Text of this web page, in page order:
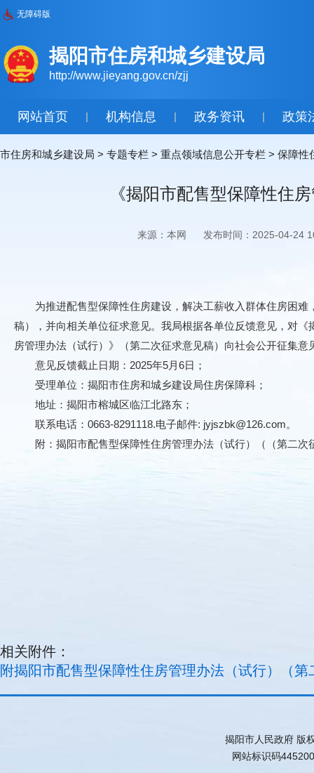
无障碍版
揭阳市住房和城乡建设局
http://www.jieyang.gov.cn/zjj
网站首页 | 机构信息 | 政务资讯 | 政策
市住房和城乡建设局 > 专题专栏 > 重点领域信息公开专栏 > 保障性
《揭阳市配售型保障性住
来源：本网 发布时间：2025-04-24
为推进配售型保障性住房建设，解决工薪收入群体住房困难
稿），并向相关单位征求意见。我局根据各单位反馈意见，对
房管理办法（试行）》（第二次征求意见稿）向社会公开征集
意见反馈截止日期：2025年5月6日；
受理单位：揭阳市住房和城乡建设局住房保障科；
地址：揭阳市榕城区临江北路东；
联系电话：0663-8291118.电子邮件: jyjszbk@126.com。
附：揭阳市配售型保障性住房管理办法（试行）（（第二次
相关附件：
附揭阳市配售型保障性住房管理办法（试行）（
揭阳市人民政府 版
网站标识码